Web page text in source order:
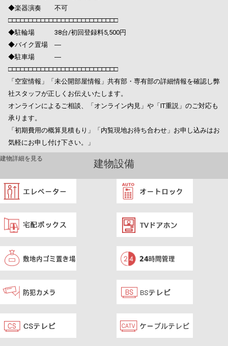
◆楽器演奏 不可
□□□□□□□□□□□□□□□□□□□□□□□□□□□
◆駐輪場 38台/初回登録料5,500円
◆バイク置場 ―
◆駐車場 ―
□□□□□□□□□□□□□□□□□□□□□□□□□□□
「空室情報」「未公開部屋情報」共有部・専有部の詳細情報を確認し弊
社スタッフが正しくお伝えいたします。
オンラインによるご相談、「オンライン内見」や「IT重説」のご対応も
承ります。
「初期費用の概算見積もり」「内覧現地お待ち合わせ」お申し込みはお
気軽にお申し付け下さい。」
建物設備
建物詳細を見る